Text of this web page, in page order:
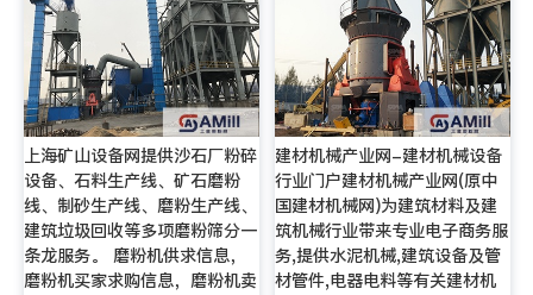
上海矿山设备网提供沙石厂粉碎
设备、石料生产线、矿石磨粉
线、制砂生产线、磨粉生产线、
建筑垃圾回收等多项磨粉筛分一
条龙服务。 磨粉机供求信息，
磨粉机买家求购信息，磨粉机卖
建材机械产业网-建材机械设备
行业门户建材机械产业网(原中
国建材机械网)为建筑材料及建
筑机械行业带来专业电子商务服
务,提供水泥机械,建筑设备及管
材管件,电器电料等有关建材机